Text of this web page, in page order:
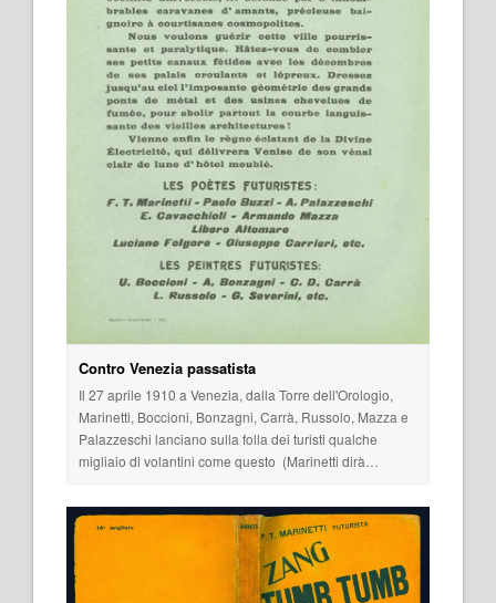
Contro Venezia passatista
Il 27 aprile 1910 a Venezia, dalla Torre dell'Orologio,
Marinetti, Boccioni, Bonzagni, Carrà, Russolo, Mazza e
Palazzeschi lanciano sulla folla dei turisti qualche
migliaio di volantini come questo (Marinetti dirà…